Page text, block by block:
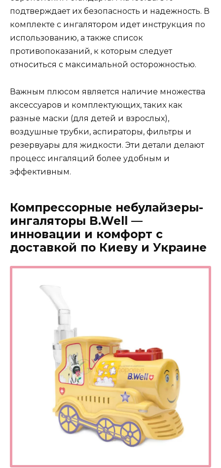
подтверждает их безопасность и надежность. В
комплекте с ингалятором идет инструкция по
использованию, а также список
противопоказаний, к которым следует
относиться с максимальной осторожностью.
Важным плюсом является наличие множества
аксессуаров и комплектующих, таких как
разные маски (для детей и взрослых),
воздушные трубки, аспираторы, фильтры и
резервуары для жидкости. Эти детали делают
процесс ингаляций более удобным и
эффективным.
Компрессорные небулайзеры-
ингаляторы B.Well —
инновации и комфорт с
доставкой по Киеву и Украине